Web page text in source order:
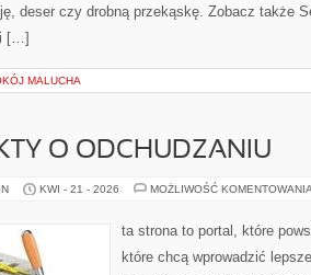
deser czy drobną przekąskę. Zobacz także
i […]
MALUCHA
O ODCHUDZANIU
KWI - 21 - 2026 MOŻLIWOŚĆ KOMENTOWANIA
ta strona to portal, które
które chcą wprowadzić